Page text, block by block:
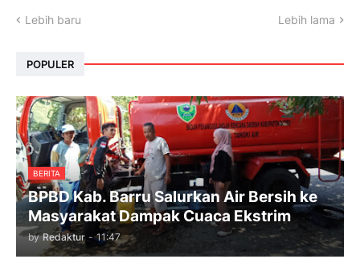
Lebih baru Lebih lama
POPULER
BERITA
BPBD Kab. Barru Salurkan Air Bersih ke
Masyarakat Dampak Cuaca Ekstrim
by Redaktur - 11:47